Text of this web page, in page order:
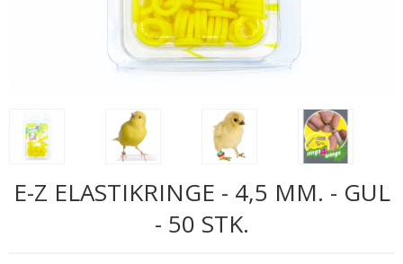
E-Z ELASTIKRINGE - 4,5 MM. - GUL
- 50 STK.